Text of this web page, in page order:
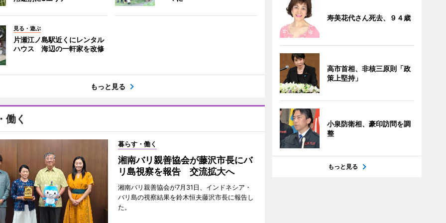
見る・遊ぶ
片瀬江ノ島駅近くにレンタル
ハウス 海辺の一軒家を改修
もっと見る
働く
暮らす・働く
湘南バリ親善協会が藤沢市長にバ
リ島視察を報告 交流拡大へ
湘南バリ親善協会が7月31日、インドネシア・
バリ島の視察結果を鈴木恒夫藤沢市長に報告し
た。
寿美花代さん死去、９４歳
高市首相、非核三原則「政
策上堅持」
小泉防衛相、豪印訪問を調
整
もっと見る